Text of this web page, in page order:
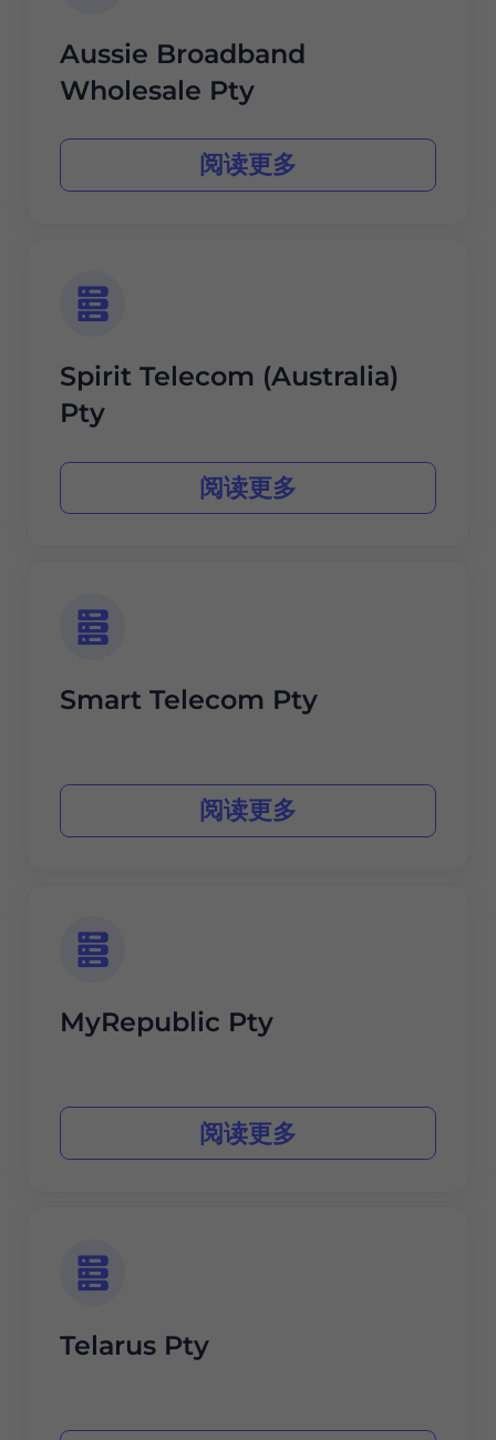
Aussie Broadband
Wholesale Pty
阅读更多
Spirit Telecom (Australia)
Pty
阅读更多
Smart Telecom Pty
阅读更多
MyRepublic Pty
阅读更多
Telarus Pty